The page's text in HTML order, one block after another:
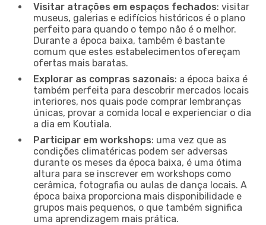
Visitar atrações em espaços fechados: visitar
museus, galerias e edifícios históricos é o plano
perfeito para quando o tempo não é o melhor.
Durante a época baixa, também é bastante
comum que estes estabelecimentos ofereçam
ofertas mais baratas.
Explorar as compras sazonais: a época baixa é
também perfeita para descobrir mercados locais
interiores, nos quais pode comprar lembranças
únicas, provar a comida local e experienciar o dia
a dia em Koutiala.
Participar em workshops: uma vez que as
condições climatéricas podem ser adversas
durante os meses da época baixa, é uma ótima
altura para se inscrever em workshops como
cerâmica, fotografia ou aulas de dança locais. A
época baixa proporciona mais disponibilidade e
grupos mais pequenos, o que também significa
uma aprendizagem mais prática.